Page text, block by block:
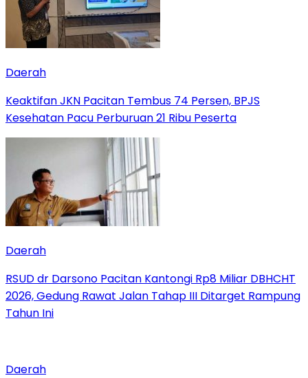
Daerah
Keaktifan JKN Pacitan Tembus 74 Persen, BPJS
Kesehatan Pacu Perburuan 21 Ribu Peserta
Daerah
RSUD dr Darsono Pacitan Kantongi Rp8 Miliar DBHCHT
2026, Gedung Rawat Jalan Tahap III Ditarget Rampung
Tahun Ini
Daerah